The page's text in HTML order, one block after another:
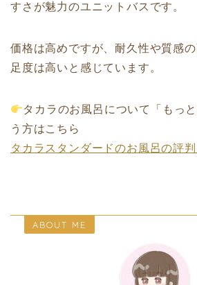
すさが魅力のユニットバスです。
価格は高めですが、耐久性や質感
足度は高いと感じています。
タカラのお風呂について「もっ
う方はこちら
タカラスタンダードのお風呂の評
ABOUT ME